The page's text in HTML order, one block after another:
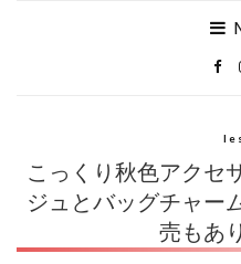
こっくり秋色アクセ
ジュとバッグチャー
売もあ